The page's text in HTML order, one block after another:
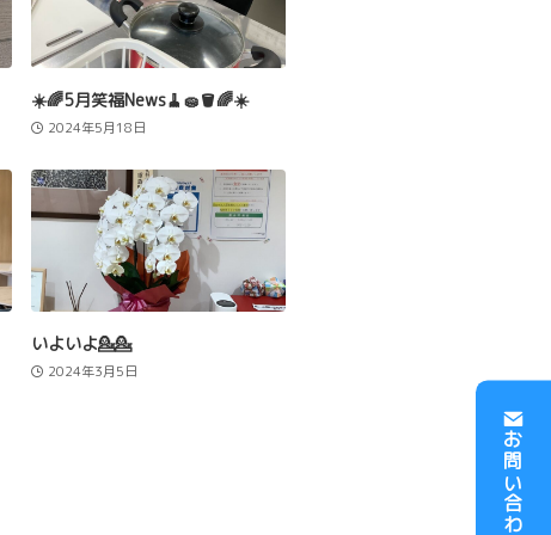
☀️🌈5月笑福News🧹🧽🪣🌈☀️
2024年5月18日
いよいよ💁💁
2024年3月5日
お問い合わせ